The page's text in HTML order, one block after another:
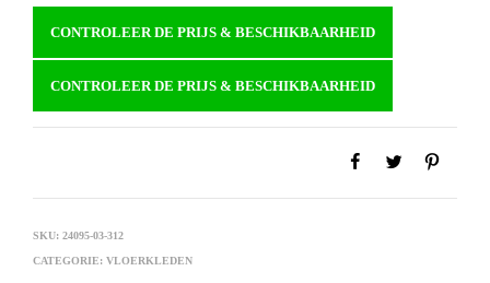
CONTROLEER DE PRIJS & BESCHIKBAARHEID
CONTROLEER DE PRIJS & BESCHIKBAARHEID
SKU: 24095-03-312
CATEGORIE: VLOERKLEDEN